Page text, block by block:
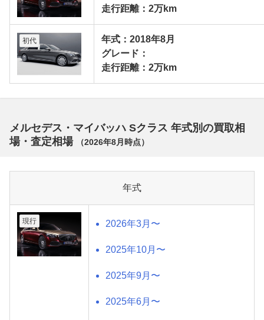
走行距離：2万km
初代
年式：2018年8月
グレード：
走行距離：2万km
メルセデス・マイバッハ Sクラス 年式別の買取相
場・査定相場
（2026年8月 時点）
年式
現行 2026年3月〜
2025年10月〜
2025年9月〜
2025年6月〜